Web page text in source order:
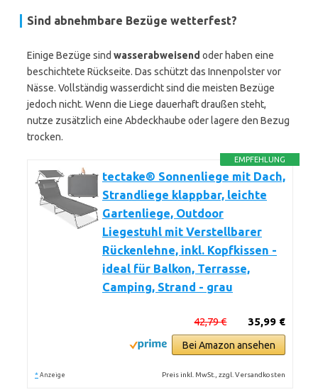
Sind abnehmbare Bezüge wetterfest?
Einige Bezüge sind wasserabweisend oder haben eine
beschichtete Rückseite. Das schützt das Innenpolster vor
Nässe. Vollständig wasserdicht sind die meisten Bezüge
jedoch nicht. Wenn die Liege dauerhaft draußen steht,
nutze zusätzlich eine Abdeckhaube oder lagere den Bezug
trocken.
EMPFEHLUNG
tectake® Sonnenliege mit Dach,
Strandliege klappbar, leichte
Gartenliege, Outdoor
Liegestuhl mit Verstellbarer
Rückenlehne, inkl. Kopfkissen -
ideal für Balkon, Terrasse,
Camping, Strand - grau
35,99 €
42,79 €
Bei Amazon ansehen
* Anzeige Preis inkl. MwSt., zzgl. Versandkosten